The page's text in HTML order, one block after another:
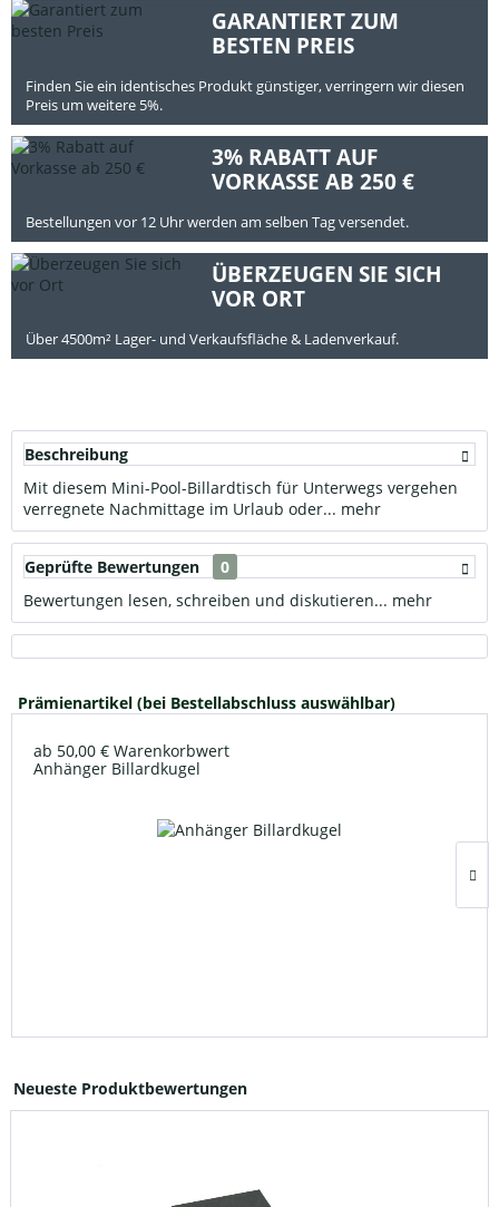
GARANTIERT ZUM
BESTEN PREIS
Finden Sie ein identisches Produkt günstiger, verringern wir diesen
Preis um weitere 5%.
3% RABATT AUF
VORKASSE AB 250 €
Bestellungen vor 12 Uhr werden am selben Tag versendet.
ÜBERZEUGEN SIE SICH
VOR ORT
Über 4500m² Lager- und Verkaufsfläche & Ladenverkauf.
Beschreibung
Mit diesem Mini-Pool-Billardtisch für Unterwegs vergehen
verregnete Nachmittage im Urlaub oder... mehr
Geprüfte Bewertungen
0
Bewertungen lesen, schreiben und diskutieren... mehr
Prämienartikel (bei Bestellabschluss auswählbar)
ab 50,00 € Warenkorbwert
Anhänger Billardkugel
Neueste Produktbewertungen